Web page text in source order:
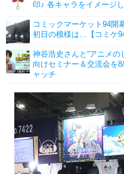
印♪ 各キャラをイメージ
コミックマーケット94開
初日の模様は…【コミケ94
神谷浩史さんと“アニメ
向けセミナー＆交流会を
ャッチ